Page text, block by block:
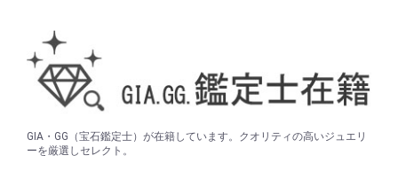
GIA・GG（宝石鑑定士）が在籍しています。クオリティの高いジュエリ
ーを厳選しセレクト。